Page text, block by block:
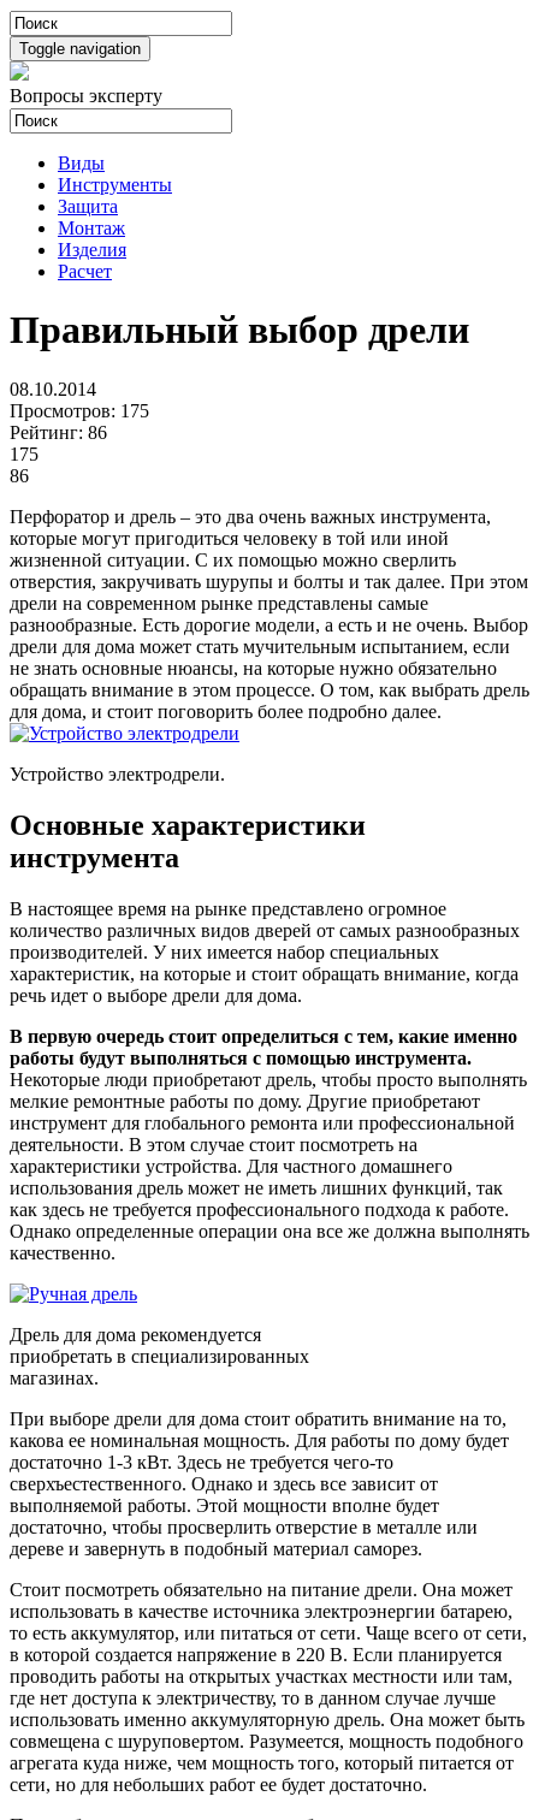
Toggle navigation
Вопросы эксперту
Виды
Инструменты
Защита
Монтаж
Изделия
Расчет
Правильный выбор дрели
08.10.2014
Просмотров: 175
Рейтинг: 86
175
86
Перфоратор и дрель – это два очень важных инструмента,
которые могут пригодиться человеку в той или иной
жизненной ситуации. С их помощью можно сверлить
отверстия, закручивать шурупы и болты и так далее. При этом
дрели на современном рынке представлены самые
разнообразные. Есть дорогие модели, а есть и не очень. Выбор
дрели для дома может стать мучительным испытанием, если
не знать основные нюансы, на которые нужно обязательно
обращать внимание в этом процессе. О том, как выбрать дрель
для дома, и стоит поговорить более подробно далее.
Устройство электродрели.
Основные характеристики
инструмента
В настоящее время на рынке представлено огромное
количество различных видов дверей от самых разнообразных
производителей. У них имеется набор специальных
характеристик, на которые и стоит обращать внимание, когда
речь идет о выборе дрели для дома.
В первую очередь стоит определиться с тем, какие именно
работы будут выполняться с помощью инструмента.
Некоторые люди приобретают дрель, чтобы просто выполнять
мелкие ремонтные работы по дому. Другие приобретают
инструмент для глобального ремонта или профессиональной
деятельности. В этом случае стоит посмотреть на
характеристики устройства. Для частного домашнего
использования дрель может не иметь лишних функций, так
как здесь не требуется профессионального подхода к работе.
Однако определенные операции она все же должна выполнять
качественно.
Дрель для дома рекомендуется
приобретать в специализированных
магазинах.
При выборе дрели для дома стоит обратить внимание на то,
какова ее номинальная мощность. Для работы по дому будет
достаточно 1-3 кВт. Здесь не требуется чего-то
сверхъестественного. Однако и здесь все зависит от
выполняемой работы. Этой мощности вполне будет
достаточно, чтобы просверлить отверстие в металле или
дереве и завернуть в подобный материал саморез.
Стоит посмотреть обязательно на питание дрели. Она может
использовать в качестве источника электроэнергии батарею,
то есть аккумулятор, или питаться от сети. Чаще всего от сети,
в которой создается напряжение в 220 В. Если планируется
проводить работы на открытых участках местности или там,
где нет доступа к электричеству, то в данном случае лучше
использовать именно аккумуляторную дрель. Она может быть
совмещена с шуруповертом. Разумеется, мощность подобного
агрегата куда ниже, чем мощность того, который питается от
сети, но для небольших работ ее будет достаточно.